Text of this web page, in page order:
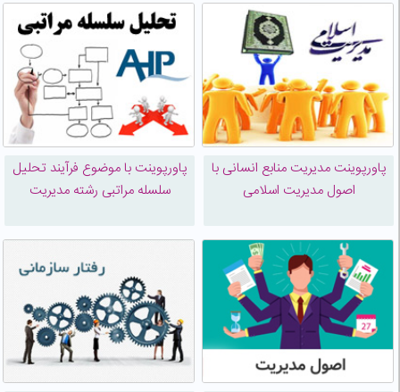
پاورپوینت مدیریت منابع انسانی با
اصول مدیریت اسلامی
پاورپوینت با موضوع فرآیند تحلیل
سلسله مراتبی رشته مدیریت